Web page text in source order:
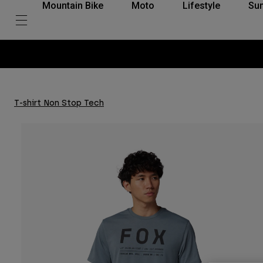
Mountain Bike Moto Lifestyle
T-shirt Non Stop Tech